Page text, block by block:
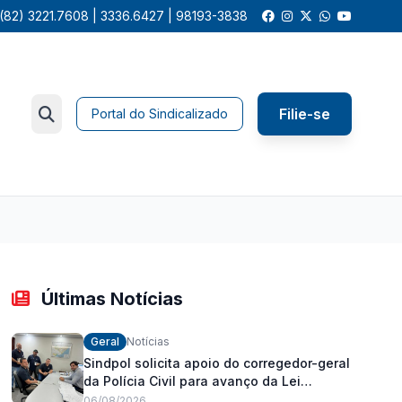
(82) 3221.7608 | 3336.6427 | 98193-3838
Portal do Sindicalizado Filie-se
Últimas Notícias
Geral Notícias
Sindpol solicita apoio do corregedor-geral
da Polícia Civil para avanço da Lei
Orgânica Estadual